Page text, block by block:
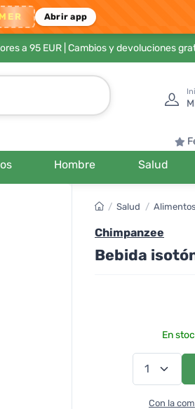
Abrir app
a 95 EUR| Cambios y devoluciones
Hombre Salud
/ Salud / Alimentos
Chimpanzee
Bebida
En
Con la